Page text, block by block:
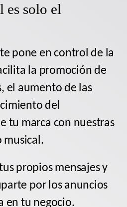
es solo el
pone en control de la
la promoción de
el aumento de las
del
tu marca con nuestras
musical.
propios mensajes y
por los anuncios
en tu negocio.